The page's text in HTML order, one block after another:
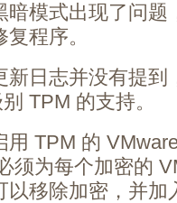
暗模式出现了问题
程序。
日志并没有提到
TPM 的支持。
TPM 的
须为每个加密的
以移除加密，并加